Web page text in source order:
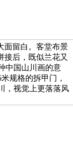
面留白。客堂布景
接后，既似兰花又
中国山川画的意
规格的拆甲门，
，视觉上更落落风